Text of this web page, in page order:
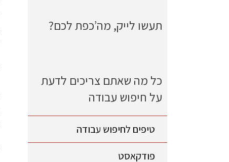
תעשו לייק, מה’כפת לכם?
כל מה שאתם צריכים לדעת
על חיפוש עבודה
טיפים לחיפוש עבודה
פודקאסט